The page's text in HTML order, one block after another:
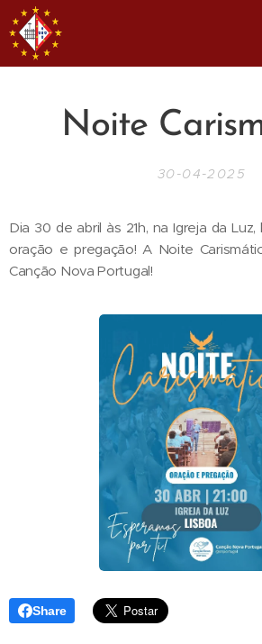
Noite
30-04-2025
Dia 30 de abril às 21h, na Igreja da
oração e pregação! A Noite
Canção Nova Portugal!
Share